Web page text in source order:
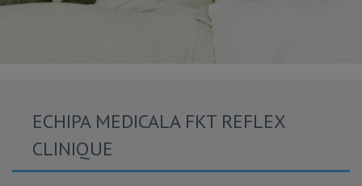
ECHIPA MEDICALA FKT REFLEX
CLINIQUE